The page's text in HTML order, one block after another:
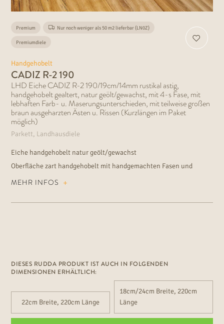
Premium Nur noch weniger als 50 m2 lieferbar (LN0Z)
Premiumdiele
Handgehobelt
CADIZ R-2 190
LHD Eiche CADIZ R-2 190/19cm/14mm rustikal astig,
handgehobelt gealtert, natur geölt/gewachst, mit 4-s Fase, mit
lebhaften Farb- u. Maserungsunterschieden, mit teilweise großen
braun ausgeharzten Ästen u. Rissen (Kurzlängen im Paket
möglich)
Parkett, Landhausdiele
Eiche handgehobelt natur geölt/gewachst
Oberfläche zart handgehobelt mit handgemachten Fasen und
Maserungsunterschieden Verlegung: schwimmend oder vollflächig
MEHR INFOS
DIESES RUDDA PRODUKT IST AUCH IN FOLGENDEN
DIMENSIONEN ERHÄLTLICH:
22cm Breite, 220cm Länge
18cm/24cm Breite, 220cm
Länge